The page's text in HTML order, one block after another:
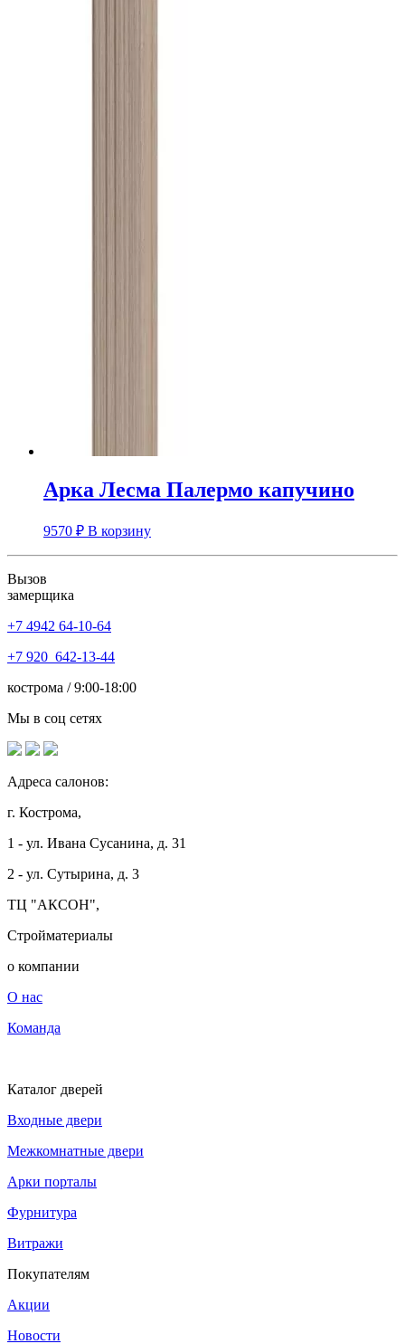
Арка Лесма Палермо капучино
9570 ₽ В корзину
Вызов
замерщика
+7 4942 64-10-64
+7 920 642-13-44
кострома / 9:00-18:00
Мы в соц сетях
Адреса салонов:
г. Кострома,
1 - ул. Ивана Сусанина, д. 31
2 - ул. Сутырина, д. 3
ТЦ "АКСОН",
Стройматериалы
о компании
О нас
Команда
Каталог дверей
Входные двери
Межкомнатные двери
Арки порталы
Фурнитура
Витражи
Покупателям
Акции
Новости